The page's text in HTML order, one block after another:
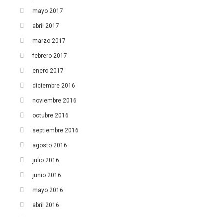
mayo 2017
abril 2017
marzo 2017
febrero 2017
enero 2017
diciembre 2016
noviembre 2016
octubre 2016
septiembre 2016
agosto 2016
julio 2016
junio 2016
mayo 2016
abril 2016